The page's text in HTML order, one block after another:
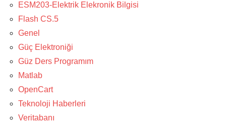
ESM203-Elektrik Elekronik Bilgisi
Flash CS.5
Genel
Güç Elektroniği
Güz Ders Programım
Matlab
OpenCart
Teknoloji Haberleri
Veritabanı